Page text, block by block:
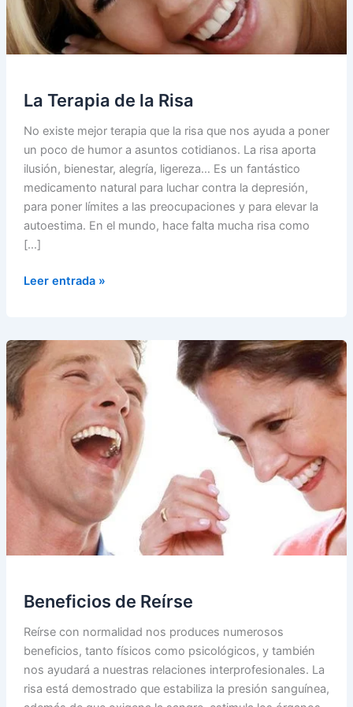
La Terapia de la Risa
No existe mejor terapia que la risa que nos ayuda a poner
un poco de humor a asuntos cotidianos. La risa aporta
ilusión, bienestar, alegría, ligereza… Es un fantástico
medicamento natural para luchar contra la depresión,
para poner límites a las preocupaciones y para elevar la
autoestima. En el mundo, hace falta mucha risa como
[…]
La
la
Risa
Leer entrada »
Beneficios de Reírse
Reírse con normalidad nos produces numerosos
beneficios, tanto físicos como psicológicos, y también
nos ayudará a nuestras relaciones interprofesionales. La
risa está demostrado que estabiliza la presión sanguínea,